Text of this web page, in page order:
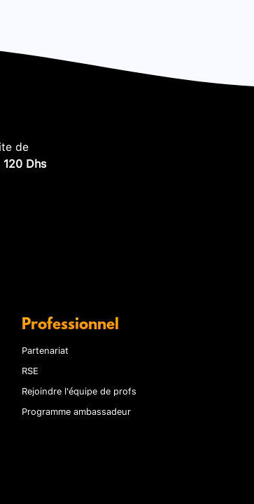
de
120 Dhs
Professionnel
Partenariat
RSE
Rejoindre l'équipe de profs
Programme ambassadeur